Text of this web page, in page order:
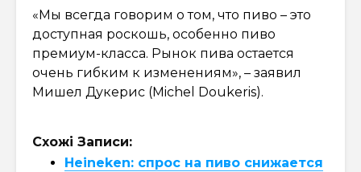
«Мы всегда говорим о том, что пиво – это
доступная роскошь, особенно пиво
премиум-класса. Рынок пива остается
очень гибким к изменениям», – заявил
Мишел Дукерис (Michel Doukeris).
Схожі Записи:
Heineken: спрос на пиво снижается